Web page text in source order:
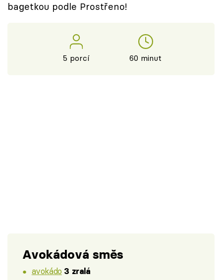
Přihlášení
bagetkou podle Prostřeno!
5 porcí 60 minut
Avokádová směs
avokádo 3 zralá